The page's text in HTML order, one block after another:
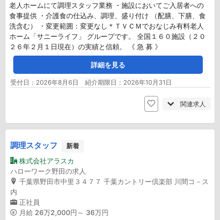
老人ホームにて調理スタッフ業務 ・施設においてご入居者への
食事提供 ・介護食の仕込み、調理、盛り付け （配膳、下膳、食
洗含む） ・変更範囲：変更なし＊ＴＶＣＭでおなじみ有料老人
ホーム「サニーライフ」 グループです。 全国１６０施設（２０
２６年２月１日現在）の実績と信頼。 《 急 募 》
詳細を見る
受付日：2026年8月6日 紹介期限日：2026年10月31日
関連求人
調理スタッフ 新着
株式会社アラスカ
ハローワーク野田の求人
千葉県野田市中里３４７７ 千葉カントリー倶楽部 川間コ－ス
内
正社員
月給 26万2,000円～ 36万円